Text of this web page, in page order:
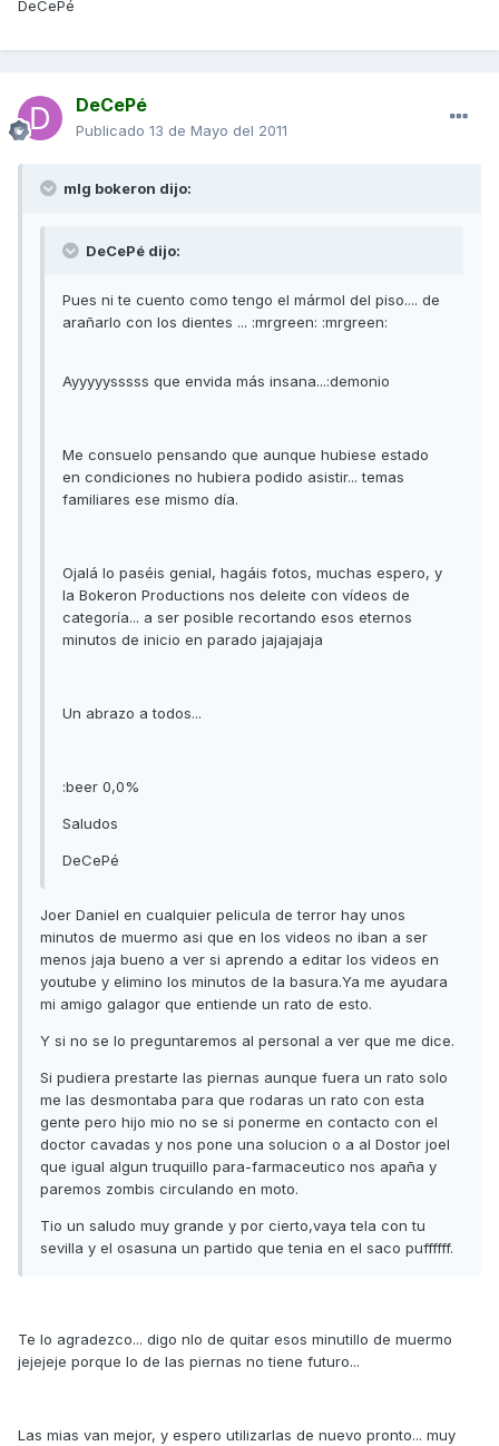
DeCePé
DeCePé
Publicado 13 de Mayo del 2011
mlg bokeron dijo:
DeCePé dijo:
Pues ni te cuento como tengo el mármol del piso.... de
arañarlo con los dientes ... :mrgreen: :mrgreen:
Ayyyyysssss que envida más insana...:demonio
Me consuelo pensando que aunque hubiese estado
en condiciones no hubiera podido asistir... temas
familiares ese mismo día.
Ojalá lo paséis genial, hagáis fotos, muchas espero, y
la Bokeron Productions nos deleite con vídeos de
categoría... a ser posible recortando esos eternos
minutos de inicio en parado jajajajaja
Un abrazo a todos...
:beer 0,0%
Saludos
DeCePé
Joer Daniel en cualquier pelicula de terror hay unos
minutos de muermo asi que en los videos no iban a ser
menos jaja bueno a ver si aprendo a editar los videos en
youtube y elimino los minutos de la basura.Ya me ayudara
mi amigo galagor que entiende un rato de esto.
Y si no se lo preguntaremos al personal a ver que me dice.
Si pudiera prestarte las piernas aunque fuera un rato solo
me las desmontaba para que rodaras un rato con esta
gente pero hijo mio no se si ponerme en contacto con el
doctor cavadas y nos pone una solucion o a al Dostor joel
que igual algun truquillo para-farmaceutico nos apaña y
paremos zombis circulando en moto.
Tio un saludo muy grande y por cierto,vaya tela con tu
sevilla y el osasuna un partido que tenia en el saco puffffff.
Te lo agradezco... digo nlo de quitar esos minutillo de muermo
jejejeje porque lo de las piernas no tiene futuro...
Las mias van mejor, y espero utilizarlas de nuevo pronto... muy